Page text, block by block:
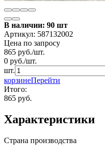
В наличии: 90 шт
Артикул: 587132002
Цена по запросу
865 руб./шт.
0 руб./шт.
шт.
корзинеПерейти
Итого:
865 руб.
Характеристики
Страна производства